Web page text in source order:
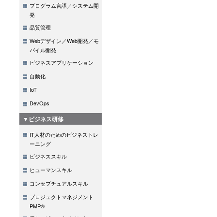
プログラム言語／システム開
発
品質管理
Webデザイン／Web開発／モ
バイル開発
ビジネスアプリケーション
自動化
IoT
DevOps
▼ビジネス研修
IT人材のためのビジネストレ
ーニング
ビジネススキル
ヒューマンスキル
コンセプチュアルスキル
プロジェクトマネジメント
PMP®